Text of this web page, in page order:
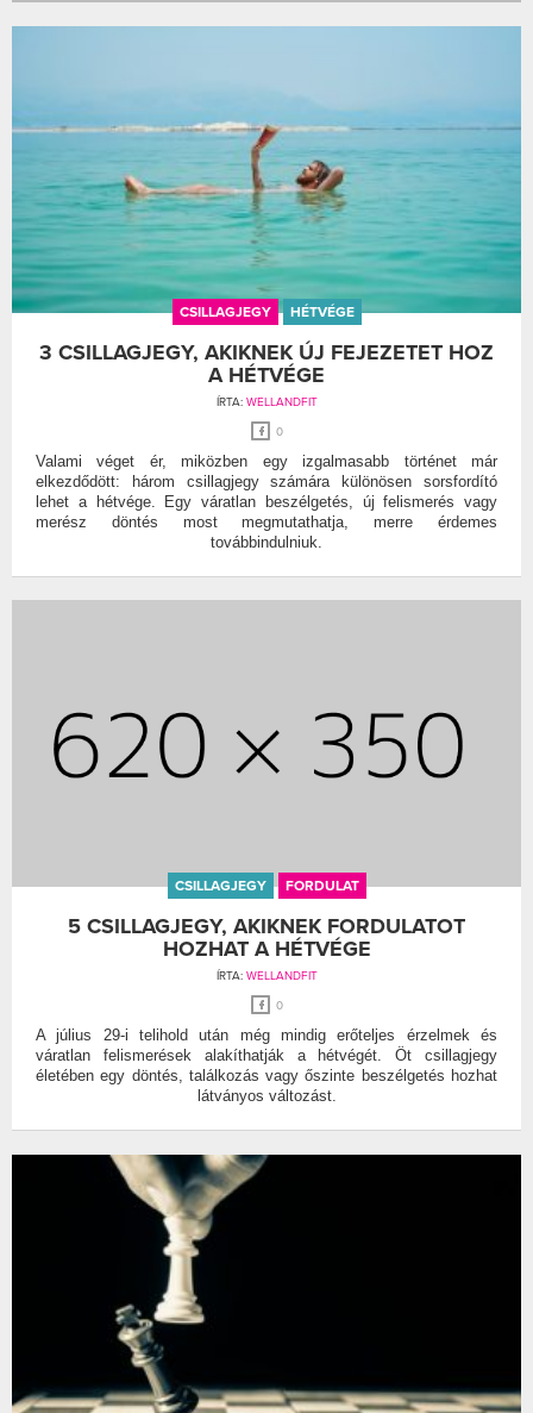
CSILLAGJEGY HÉTVÉGE
3 CSILLAGJEGY, AKIKNEK ÚJ FEJEZETET HOZ
A HÉTVÉGE
ÍRTA: WELLANDFIT
0
Valami véget ér, miközben egy izgalmasabb történet már
elkezdődött: három csillagjegy számára különösen sorsfordító
lehet a hétvége. Egy váratlan beszélgetés, új felismerés vagy
merész döntés most megmutathatja, merre érdemes
továbbindulniuk.
CSILLAGJEGY FORDULAT
5 CSILLAGJEGY, AKIKNEK FORDULATOT
HOZHAT A HÉTVÉGE
ÍRTA: WELLANDFIT
0
A július 29-i telihold után még mindig erőteljes érzelmek és
váratlan felismerések alakíthatják a hétvégét. Öt csillagjegy
életében egy döntés, találkozás vagy őszinte beszélgetés hozhat
látványos változást.